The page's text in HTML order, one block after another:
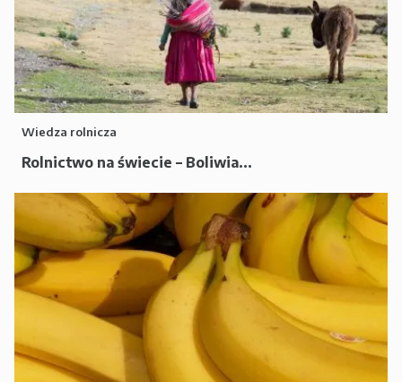
Wiedza rolnicza
Rolnictwo na świecie – Boliwia...